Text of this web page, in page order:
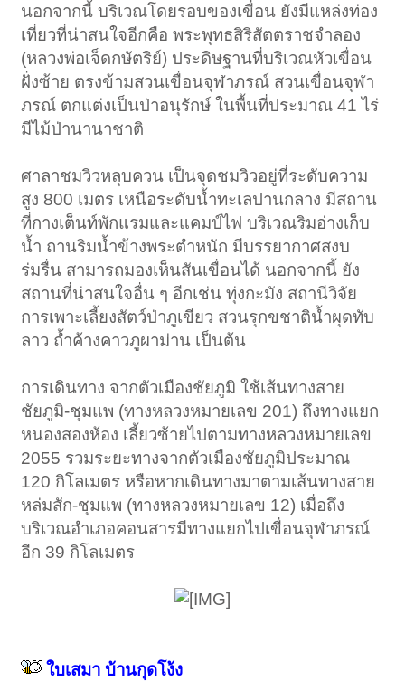
นอกจากนี้ บริเวณโดยรอบของเขื่อน ยังมีแหล่งท่อง
เที่ยวที่น่าสนใจอีกคือ พระพุทธสิริสัตตราชจำลอง
(หลวงพ่อเจ็ดกษัตริย์) ประดิษฐานที่บริเวณหัวเขื่อน
ฝั่งซ้าย ตรงข้ามสวนเขื่อนจุฬาภรณ์ สวนเขื่อนจุฬา
ภรณ์ ตกแต่งเป็นป่าอนุรักษ์ ในพื้นที่ประมาณ 41 ไร่
มีไม้ป่านานาชาติ
ศาลาชมวิวหลุบควน เป็นจุดชมวิวอยู่ที่ระดับความ
สูง 800 เมตร เหนือระดับน้ำทะเลปานกลาง มีสถาน
ที่กางเต็นท์พักแรมและแคมป์ไฟ บริเวณริมอ่างเก็บ
น้ำ ถานริมน้ำข้างพระตำหนัก มีบรรยากาศสงบ
ร่มรื่น สามารถมองเห็นสันเขื่อนได้ นอกจากนี้ ยัง
สถานที่น่าสนใจอื่น ๆ อีกเช่น ทุ่งกะมัง สถานีวิจัย
การเพาะเลี้ยงสัตว์ป่าภูเขียว สวนรุกขชาติน้ำผุดทับ
ลาว ถ้ำค้างคาวภูผาม่าน เป็นต้น
การเดินทาง จากตัวเมืองชัยภูมิ ใช้เส้นทางสาย
ชัยภูมิ-ชุมแพ (ทางหลวงหมายเลข 201) ถึงทางแยก
หนองสองห้อง เลี้ยวซ้ายไปตามทางหลวงหมายเลข
2055 รวมระยะทางจากตัวเมืองชัยภูมิประมาณ
120 กิโลเมตร หรือหากเดินทางมาตามเส้นทางสาย
หล่มสัก-ชุมแพ (ทางหลวงหมายเลข 12) เมื่อถึง
บริเวณอำเภอคอนสารมีทางแยกไปเขื่อนจุฬาภรณ์
อีก 39 กิโลเมตร
ใบเสมา บ้านกุดโง้ง